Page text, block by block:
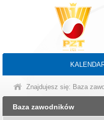
Znajdujesz się: Baza
Baza zawodników